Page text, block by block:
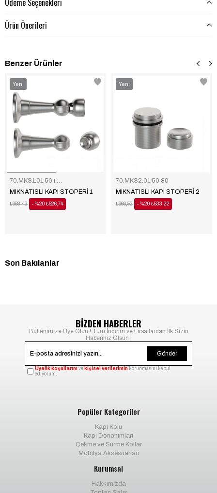
Ödeme Seçenekleri
Ürün Önerileri
Benzer Ürünler
70.MKS1.01.50+20.80
MIKNATISLI KAPI STOPERİ 1
%20 ₺526,74
₺658,43
Yeni
Ürün
70.MKS2.01.50.80
MIKNATISLI KAPI STOPERİ 2
%20 ₺533,22
₺666,52
Yeni
Son Bakılanlar
BİZDEN HABERLER
Bültenimize Üye Olun ! Tüm İndirim ve Fırsatlardan İlk Sizin
Haberiniz Olsun !
Gönder
Üyelik koşullarınıve kişisel verilerimin korunmasını kabul
ediyorum.
Popüler Kategoriler
Kapı Kolu
Kapı Donanımları
Çekme ve Sürme Kollar
Mobilya Aksesuarları
Kurumsal
Hakkımızda